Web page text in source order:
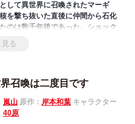
して異世界に召喚されたマーギ
を撃ち抜いた直後に仲間から石化
のは数千年後であった。ショック
優しい人々に助けられて次第に前
られたのか。その謎を追い求めて
、待望のコミカライズ！
見る
召喚は二度目です
嵐山原作： 岸本和葉キャラクター
40原